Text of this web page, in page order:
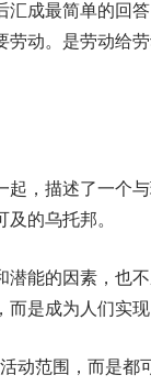
成最简单的回
动。是劳动给
，描述了一个
的乌托邦。
能的因素，也
是成为人们实现
动范围，而是都